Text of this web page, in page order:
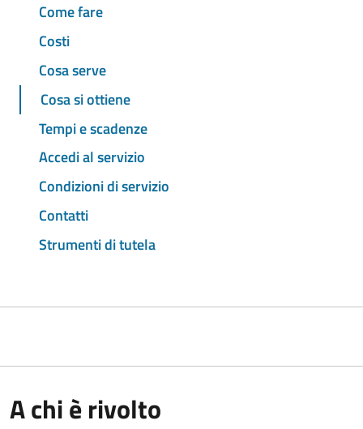
Come fare
Costi
Cosa serve
Cosa si ottiene
Tempi e scadenze
Accedi al servizio
Condizioni di servizio
Contatti
Strumenti di tutela
A chi è rivolto